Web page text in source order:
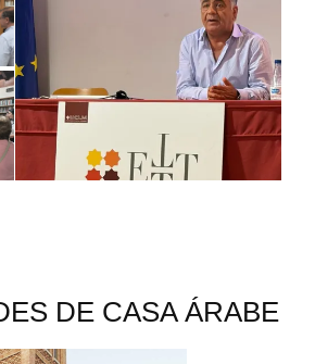
DE CASA ÁRABE